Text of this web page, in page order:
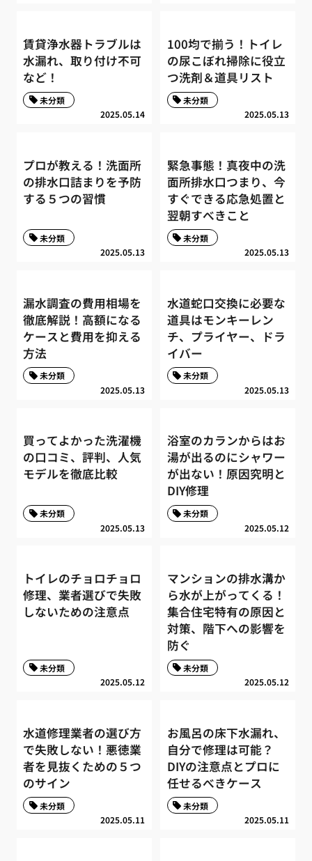
賃貸浄水器トラブルは
水漏れ、取り付け不可
など！
2025.05.14
未分類
100均で揃う！トイレ
の尿こぼれ掃除に役立
つ洗剤＆道具リスト
2025.05.13
未分類
プロが教える！洗面所
の排水口詰まりを予防
する５つの習慣
2025.05.13
未分類
緊急事態！真夜中の洗
面所排水口つまり、今
すぐできる応急処置と
翌朝すべきこと
2025.05.13
未分類
漏水調査の費用相場を
徹底解説！高額になる
ケースと費用を抑える
方法
2025.05.13
未分類
水道蛇口交換に必要な
道具はモンキーレン
チ、プライヤー、ドラ
イバー
2025.05.13
未分類
買ってよかった洗濯機
の口コミ、評判、人気
モデルを徹底比較
2025.05.13
未分類
浴室のカランからはお
湯が出るのにシャワー
が出ない！原因究明と
DIY修理
2025.05.12
未分類
トイレのチョロチョロ
修理、業者選びで失敗
しないための注意点
2025.05.12
未分類
マンションの排水溝か
ら水が上がってくる！
集合住宅特有の原因と
対策、階下への影響を
防ぐ
2025.05.12
未分類
水道修理業者の選び方
で失敗しない！悪徳業
者を見抜くための５つ
のサイン
2025.05.11
未分類
お風呂の床下水漏れ、
自分で修理は可能？
DIYの注意点とプロに
任せるべきケース
2025.05.11
未分類